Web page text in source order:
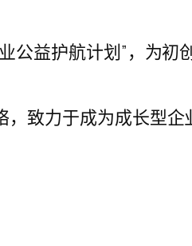
公益护航计划”，为
致力于成为成长型